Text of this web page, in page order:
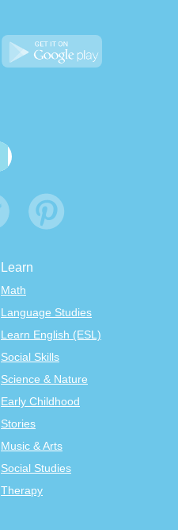
Learn
Math
Language Studies
Learn English (ESL)
Social Skills
Science & Nature
Early Childhood
Stories
Music & Arts
Social Studies
Therapy